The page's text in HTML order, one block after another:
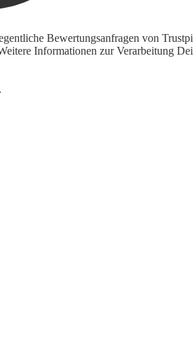
Bewertungsanfragen von
Informationen zur Verarbeitung